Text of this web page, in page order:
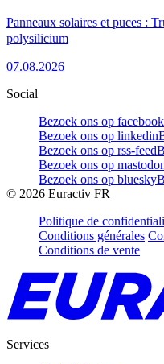
Panneaux solaires et puces :
polysilicium
07.08.2026
Social
Bezoek ons op facebook
Bezoek ons op linkedin
Bezoek ons op rss-feed
Bezoek ons op
Bezoek ons op bluesky
© 2026 Euractiv FR
Politique de
Conditions générales
Conditions de vente
Services